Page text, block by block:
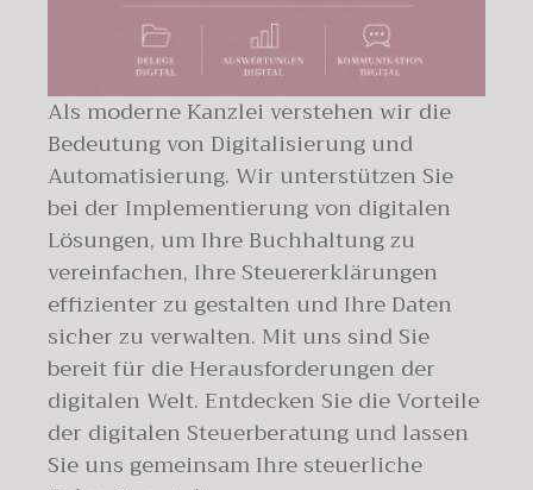
Als moderne Kanzlei verstehen wir die
Bedeutung von Digitalisierung und
Automatisierung. Wir unterstützen Sie
bei der Implementierung von digitalen
Lösungen, um Ihre Buchhaltung zu
vereinfachen, Ihre Steuererklärungen
effizienter zu gestalten und Ihre Daten
sicher zu verwalten. Mit uns sind Sie
bereit für die Herausforderungen der
digitalen Welt. Entdecken Sie die Vorteile
der digitalen Steuerberatung und lassen
Sie uns gemeinsam Ihre steuerliche